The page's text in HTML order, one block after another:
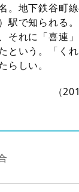
。地下鉄谷町
駅で知られる
それに「喜連
という。「く
らしい。
（